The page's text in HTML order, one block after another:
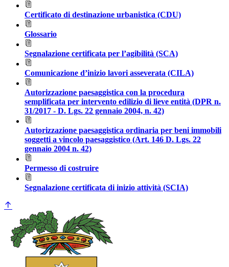
Certificato di destinazione urbanistica (CDU)
Glossario
Segnalazione certificata per l’agibilità (SCA)
Comunicazione d’inizio lavori asseverata (CILA)
Autorizzazione paesaggistica con la procedura
semplificata per intervento edilizio di lieve entità (DPR n.
31/2017 - D. Lgs. 22 gennaio 2004, n. 42)
Autorizzazione paesaggistica ordinaria per beni immobili
soggetti a vincolo paesaggistico (Art. 146 D. Lgs. 22
gennaio 2004 n. 42)
Permesso di costruire
Segnalazione certificata di inizio attività (SCIA)